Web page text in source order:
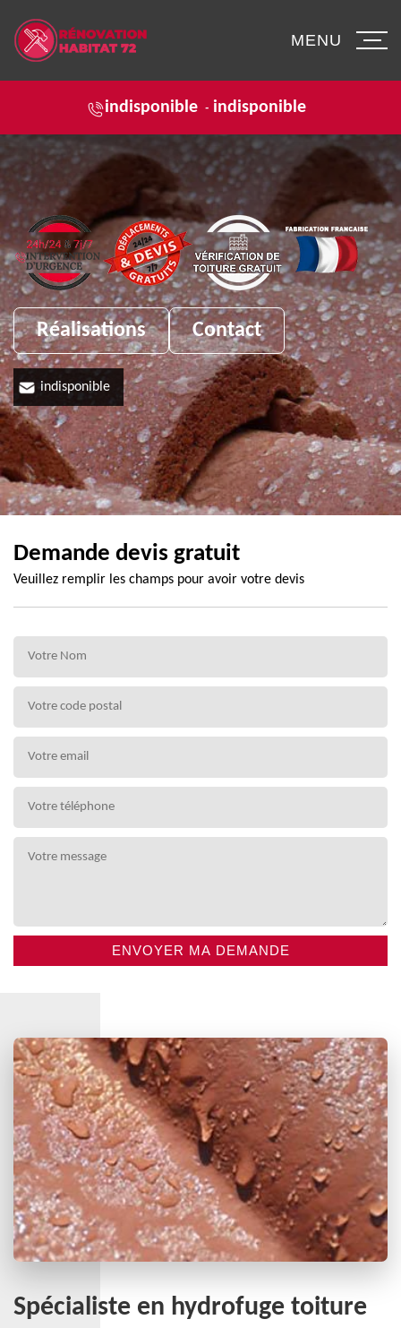
indisponible - indisponible
MENU
Réalisations Contact
indisponible
Demande devis gratuit
Veuillez remplir les champs pour avoir votre devis
Spécialiste en hydrofuge toiture